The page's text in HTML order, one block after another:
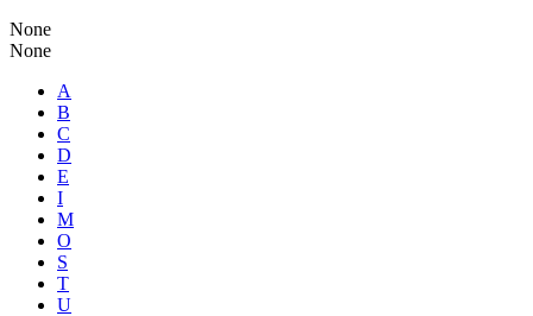
None
None
A
B
C
D
E
I
M
O
S
T
U